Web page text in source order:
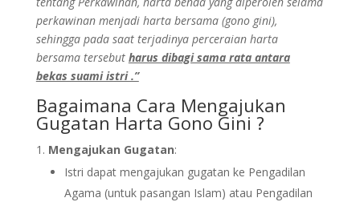
perkawinan menjadi harta bersama (gono gini),
sehingga pada saat terjadinya perceraian harta
bersama tersebut harus dibagi sama rata antara
bekas suami istri .”
Bagaimana Cara Mengajukan
Gugatan Harta Gono Gini ?
Mengajukan Gugatan:
Istri dapat mengajukan gugatan ke Pengadilan
Agama (untuk pasangan Islam) atau Pengadilan